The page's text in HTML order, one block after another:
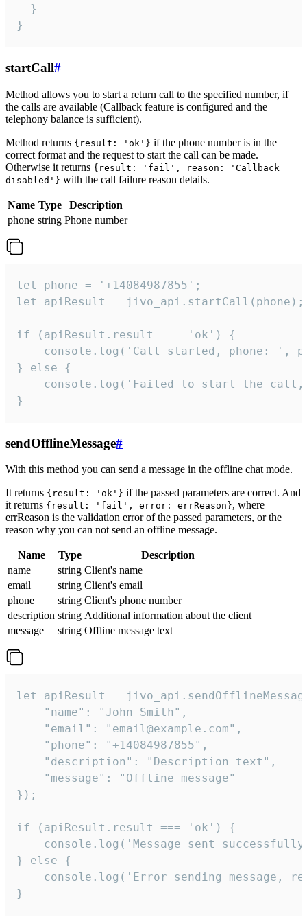
  }
}
startCall#
Method allows you to start a return call to the specified number, if
the calls are available (Callback feature is configured and the
telephony balance is sufficient).
Method returns {result: 'ok'} if the phone number is in the
correct format and the request to start the call can be made.
Otherwise it returns {result: 'fail', reason: 'Callback
disabled'} with the call failure reason details.
Name Type
Description
phone string Phone number
let phone = '+14084987855';
let apiResult = jivo_api.startCall(phone);
if (apiResult.result === 'ok') {
console.log('Call started, phone: ',
} else {
console.log('Failed to start the
}
sendOfflineMessage#
With this method you can send a message in the offline chat mode.
It returns {result: 'ok'} if the passed parameters are correct. And
it returns {result: 'fail', error: errReason}, where
errReason is the validation error of the passed parameters, or the
reason why you can not send an offline message.
Name Type
Description
name
string Client's name
email
string Client's email
phone
string Client's phone number
description string Additional information about the client
message
string Offline message text
let apiResult =
    "name": "John Smith",
    "email": "email@example.com",
    "phone": "+14084987855",
    "description": "Description text",
    "message": "Offline message"
});
if (apiResult.result === 'ok') {
console.log('Message sent
} else {
console.log('Error sending message,
}